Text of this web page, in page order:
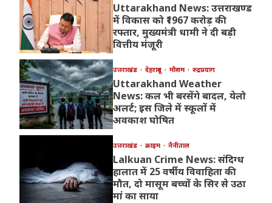
Uttarakhand News: उत्तराखण्ड
में विकास को ₹1967 करोड़ की
रफ्तार, मुख्यमंत्री धामी ने दी बड़ी
वित्तीय मंजूरी
उत्तराखंड देहरादून मौसम रुद्रप्रयाग
Uttarakhand Weather
News: कल भी बरसेंगे बादल, येलो
अलर्ट; इस जिले में स्कूलों में
अवकाश घोषित
उत्तराखंड क्राइम नैनीताल
Lalkuan Crime News: संदिग्ध
हालात में 25 वर्षीय विवाहिता की
मौत, दो मासूम बच्चों के सिर से उठा
मां का साया